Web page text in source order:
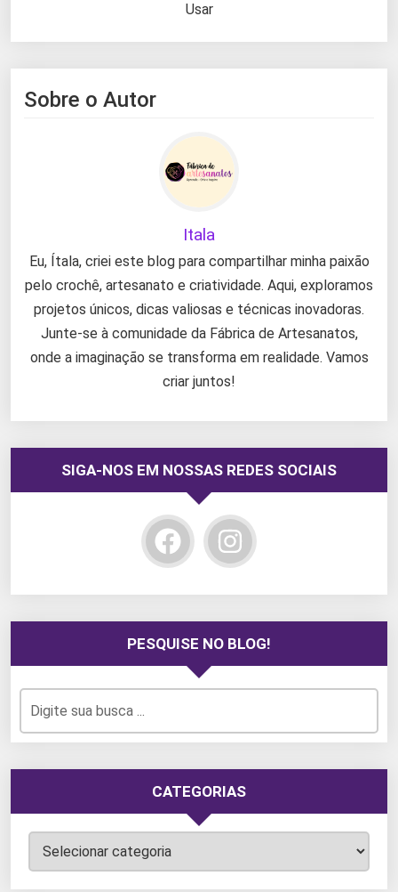
Usar
Sobre o Autor
Itala
Eu, Ítala, criei este blog para compartilhar minha paixão
pelo crochê, artesanato e criatividade. Aqui, exploramos
projetos únicos, dicas valiosas e técnicas inovadoras.
Junte-se à comunidade da Fábrica de Artesanatos,
onde a imaginação se transforma em realidade. Vamos
criar juntos!
SIGA-NOS EM NOSSAS REDES SOCIAIS
PESQUISE NO BLOG!
CATEGORIAS
Categorias